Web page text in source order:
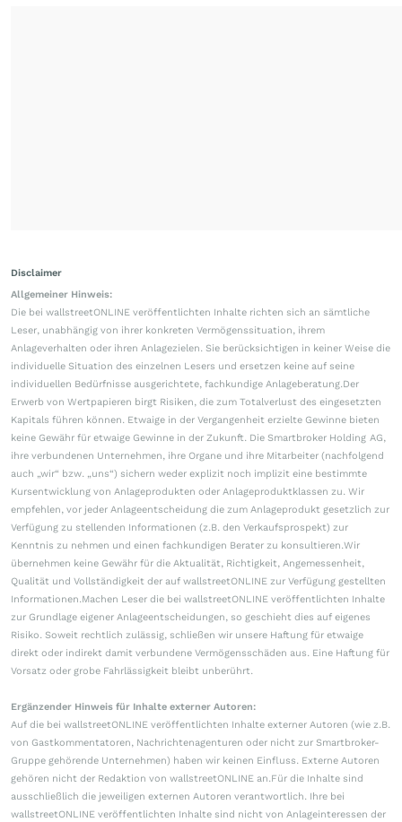
Disclaimer
Allgemeiner Hinweis:
Die bei wallstreetONLINE veröffentlichten Inhalte richten sich an sämtliche
Leser, unabhängig von ihrer konkreten Vermögenssituation, ihrem
Anlageverhalten oder ihren Anlagezielen. Sie berücksichtigen in keiner Weise die
individuelle Situation des einzelnen Lesers und ersetzen keine auf seine
individuellen Bedürfnisse ausgerichtete, fachkundige Anlageberatung.Der
Erwerb von Wertpapieren birgt Risiken, die zum Totalverlust des eingesetzten
Kapitals führen können. Etwaige in der Vergangenheit erzielte Gewinne bieten
keine Gewähr für etwaige Gewinne in der Zukunft. Die Smartbroker Holding AG,
ihre verbundenen Unternehmen, ihre Organe und ihre Mitarbeiter (nachfolgend
auch „wir“ bzw. „uns“) sichern weder explizit noch implizit eine bestimmte
Kursentwicklung von Anlageprodukten oder Anlageproduktklassen zu. Wir
empfehlen, vor jeder Anlageentscheidung die zum Anlageprodukt gesetzlich zur
Verfügung zu stellenden Informationen (z.B. den Verkaufsprospekt) zur
Kenntnis zu nehmen und einen fachkundigen Berater zu konsultieren.Wir
übernehmen keine Gewähr für die Aktualität, Richtigkeit, Angemessenheit,
Qualität und Vollständigkeit der auf wallstreetONLINE zur Verfügung gestellten
Informationen.Machen Leser die bei wallstreetONLINE veröffentlichten Inhalte
zur Grundlage eigener Anlageentscheidungen, so geschieht dies auf eigenes
Risiko. Soweit rechtlich zulässig, schließen wir unsere Haftung für etwaige
direkt oder indirekt damit verbundene Vermögensschäden aus. Eine Haftung für
Vorsatz oder grobe Fahrlässigkeit bleibt unberührt.
Ergänzender Hinweis für Inhalte externer Autoren:
Auf die bei wallstreetONLINE veröffentlichten Inhalte externer Autoren (wie z.B.
von Gastkommentatoren, Nachrichtenagenturen oder nicht zur Smartbroker-
Gruppe gehörende Unternehmen) haben wir keinen Einfluss. Externe Autoren
gehören nicht der Redaktion von wallstreetONLINE an.Für die Inhalte sind
ausschließlich die jeweiligen externen Autoren verantwortlich. Ihre bei
wallstreetONLINE veröffentlichten Inhalte sind nicht von Anlageinteressen der